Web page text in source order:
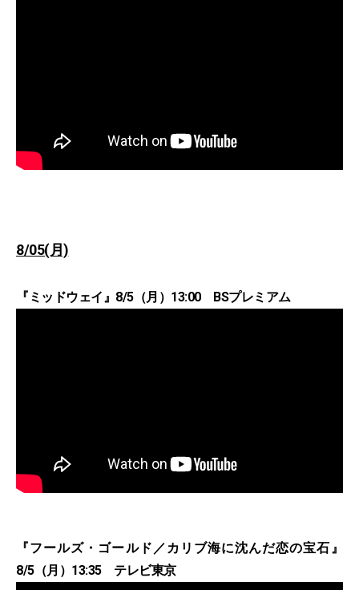
8/05(月)
『ミッドウェイ』8/5（月）13:00 BSプレミアム
『フールズ・ゴールド／カリブ海に沈んだ恋の宝石』
8/5（月）13:35 テレビ東京